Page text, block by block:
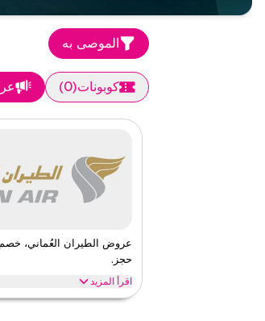
الموصى به
كوبونات(
0
)
حجز.
اقرأ المزيد
وفر 40 بالمئة مع عرض الطيران